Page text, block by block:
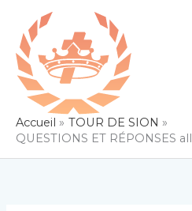
contenu
Accueil
TOUR DE SION
QUESTIONS ET RÉPONSES